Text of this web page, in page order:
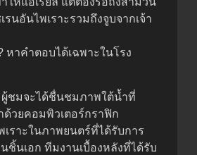
รนอันไพเราะรวมถึงจูบจากเจ้า
หาคำตอบได้เฉพาะในโรง
ผู้ชมจะได้ชื่นชมภาพใต้น้ำที่
ด้วยคอมพิวเตอร์กราฟิก
เราะในภาพยนตร์ที่ได้รับการ
ชิ้นเอก ทีมงานเบื้องหลังที่ได้รับ